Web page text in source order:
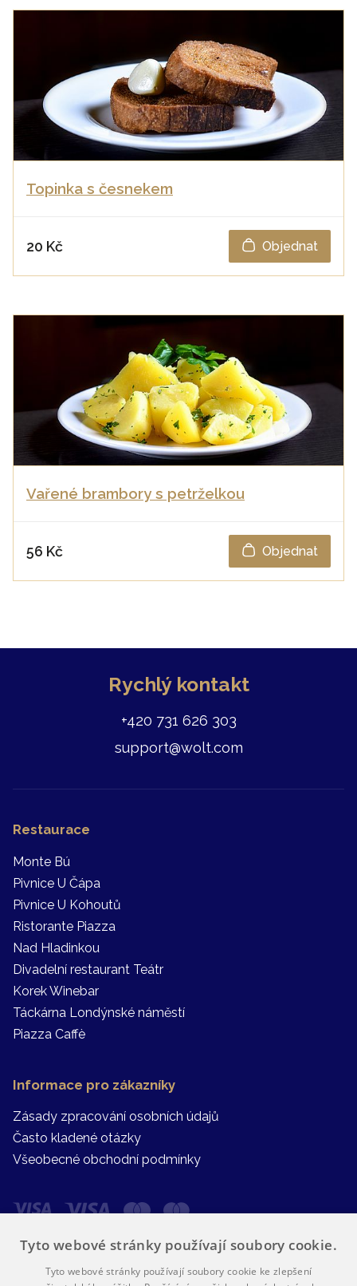
Topinka s česnekem
20 Kč Objednat
Vařené brambory s petrželkou
56 Kč Objednat
Rychlý kontakt
+420 731 626 303
support@wolt.com
Restaurace
Monte Bú
Pivnice U Čápa
Pivnice U Kohoutů
Ristorante Piazza
Nad Hladinkou
Divadelní restaurant Teátr
Korek Winebar
Táckárna Londýnské náměstí
Piazza Caffè
Informace pro zákazníky
Zásady zpracování osobních údajů
Často kladené otázky
Všeobecné obchodní podmínky
Tyto webové stránky používají soubory cookie.
Tyto webové stránky používají soubory cookie ke zlepšení